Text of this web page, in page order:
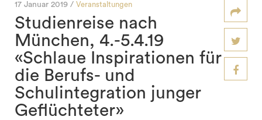
17 Januar 2019 / Veranstaltungen
Studienreise nach
München, 4.-5.4.19
«Schlaue Inspirationen für
die Berufs- und
Schulintegration junger
Geflüchteter»